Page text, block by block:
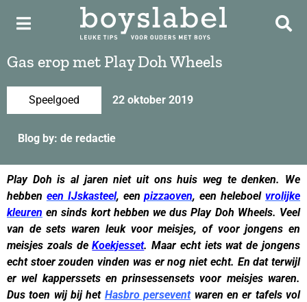
Gas erop met Play Doh Wheels
Speelgoed 22 oktober 2019
Blog by: de redactie
Play Doh is al jaren niet uit ons huis weg te denken. We
hebben een IJskasteel, eenpizzaoven, een heleboelvrolijke
kleuren en sinds kort hebben we dus Play Doh Wheels. Veel
van de sets waren leuk voor meisjes, of voor jongens en
meisjes zoals deKoekjesset. Maar echt iets wat de jongens
echt stoer zouden vinden was er nog niet echt. En dat terwijl
er wel kapperssets en prinsessensets voor meisjes waren.
Dus toen wij bij het Hasbro perseventwaren en er tafels vol